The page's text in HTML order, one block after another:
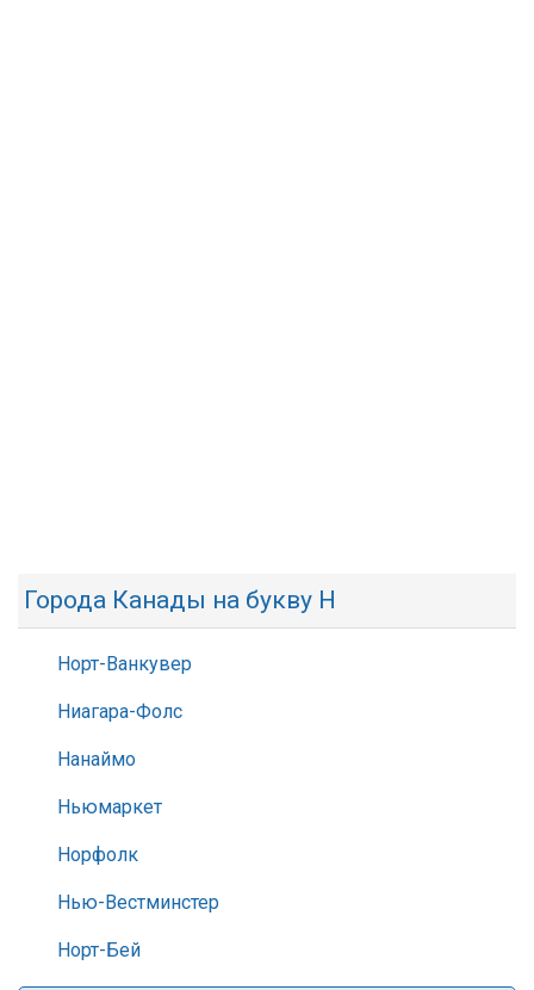
Города Канады на букву Н
Норт-Ванкувер
Ниагара-Фолс
Нанаймо
Ньюмаркет
Норфолк
Нью-Вестминстер
Норт-Бей